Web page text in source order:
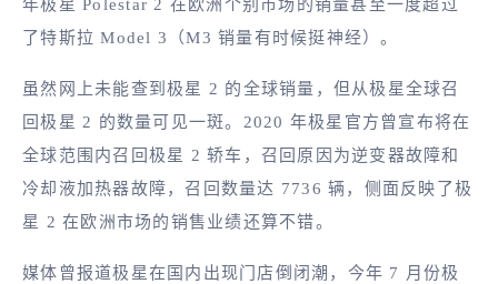
年极星 Polestar 2 在欧洲个别市场的销量甚至一度超过
了特斯拉 Model 3（M3 销量有时候挺神经）。
虽然网上未能查到极星 2 的全球销量，但从极星全球召
回极星 2 的数量可见一斑。2020 年极星官方曾宣布将在
全球范围内召回极星 2 轿车，召回原因为逆变器故障和
冷却液加热器故障，召回数量达 7736 辆，侧面反映了极
星 2 在欧洲市场的销售业绩还算不错。
媒体曾报道极星在国内出现门店倒闭潮，今年 7 月份极